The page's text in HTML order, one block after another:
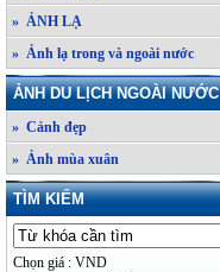
» ẢNH LẠ
» Ảnh lạ trong và ngoài nước
ẢNH DU LỊCH NGOÀI NƯỚC
» Cảnh đẹp
» Ảnh mùa xuân
TÌM KIẾM
Chọn giá : VND